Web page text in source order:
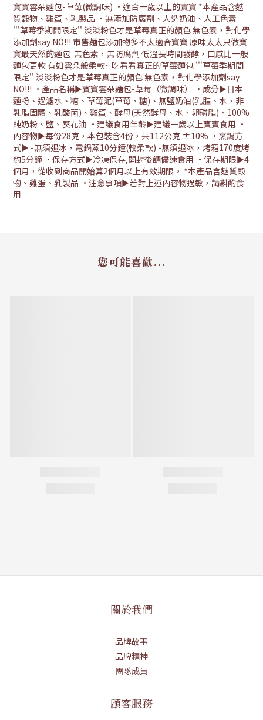
寶寶雲朵麵包-草莓(微調味) •適合一歲以上的寶寶 *本產品含麩
質穀物、雞蛋、乳製品 •無添加防腐劑、人造奶油、人工色素
'''草莓季期間限定'' 淡淡粉色才是草莓真正的顏色 無色素，對化學
添加劑say NO!!! 市售麵包添加物多不太適合寶寶 原味太太只做寶
寶最天然的麵包 無色素，無防腐劑 低溫長時間發酵，口感比一般
麵包更軟 有如雲朵般柔軟~ 吃看看真正的草莓麵包 '''草莓季期間
限定'' 淡淡粉色才是草莓真正的顏色 無色素，對化學添加劑say
NO!!! •產品名稱►寶寶雲朵麵包-草莓（微調味） •成分►日本
麵粉、過濾水、糖、草莓泥(草莓、糖)、無鹽奶油(乳脂、水、非
乳脂固體、乳酸菌)、雞蛋、酵母(天然酵母、水、卵磷脂)、100%
純奶粉、鹽、葵花油 •建議食用年齡►建議一歲以上寶寶食用 •
內容物►每份28克，本包裝含4份，共112公克 ±10% •烹調方
式► -無須退冰，電鍋蒸10分鐘(較柔軟) -無須退冰，烤箱170度烤
約5分鐘 •保存方式►冷凍保存,開封後請儘速食用 •保存期限►4
個月，從收到商品開始算2個月以上有效期限。 *本產品含麩質穀
物、雞蛋、乳製品 •注意事項►若對上述內容物過敏，請斟酌食
用
您可能喜歡...
關於我們
品牌故事
品牌精神
團隊成員
顧客服務